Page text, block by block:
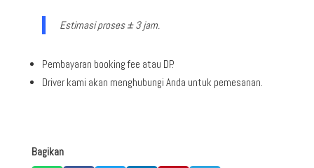
Estimasi proses ± 3 jam.
Pembayaran booking fee atau DP.
Driver kami akan menghubungi Anda untuk pemesanan.
Bagikan